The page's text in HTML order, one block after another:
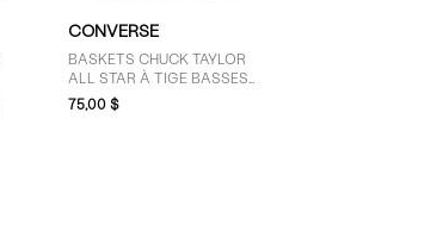
CONVERSE
BASKETS CHUCK TAYLOR
ALL STAR À TIGE BASSES
BLANCHES POUR FEMMES
75,00 $